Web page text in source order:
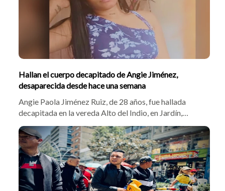
Hallan el cuerpo decapitado de Angie Jiménez,
desaparecida desde hace una semana
Angie Paola Jiménez Ruiz, de 28 años, fue hallada
decapitada en la vereda Alto del Indio, en Jardín,
Antioquia. La víctima llevaba desaparecida desde el 30
de julio. Las autoridades investigan si el macabro
crimen contra Angie Paola Jiménez Ruiz está vinculado
a disputas por control territorial.